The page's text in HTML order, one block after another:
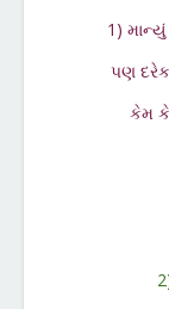
1)
પણ
કેમ કે